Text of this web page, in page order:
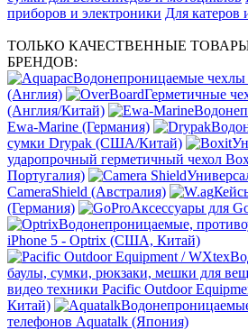
приборов и электроники Для катеров
ТОЛЬКО КАЧЕСТВЕННЫЕ
БРЕНДОВ:
Водонепроницаемые
(Англия)
Герметичные
(Англия/Китай)
Ewa-Marine (Германия)
сумки Drypak (США/Китай)
ударопрочный герметичный чехол
Португалия)
CameraShield (Австралия)
(Германия)
Аксессуары для
Водонепроницаемые,
iPhone 5 - Optrix (США, Китай)
баулы, сумки, рюкзаки, мешки для
видео техники Pacific Outdoor
Китай)
телефонов Aquatalk (Япония)